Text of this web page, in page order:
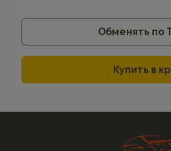
Обменять по
Купить в